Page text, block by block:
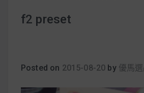
無麩質食物清單一覽：燕麥、
簡單料理
f2 preset
Posted on 2015-08-20 by 優馬